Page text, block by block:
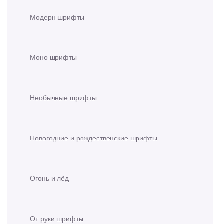
Модерн шрифты
Моно шрифты
Необычные шрифты
Новогодние и рождественские шрифты
Огонь и лёд
От руки шрифты